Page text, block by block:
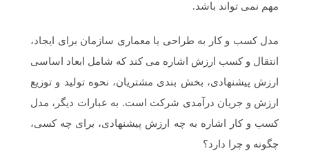
مهم نمی تواند باشد.
مدل کسب و کار به طراحی یا معماری سازمان برای ایجاد،
انتقال و کسب ارزش اشاره می کند که شامل ابعاد اساسی
ارزش پیشنهادی، بخش بندی مشتریان، نحوه تولید و توزیع
ارزش و جریان درآمدی شرکت است. به عبارات دیگر، مدل
کسب و کار اشاره به چه ارزش پیشنهادی، برای چه کسی،
چگونه و چرا دارد؟